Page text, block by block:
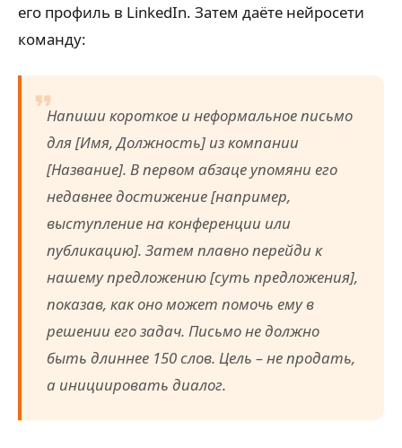
его профиль в LinkedIn. Затем даёте нейросети
команду:
Напиши короткое и неформальное письмо
для [Имя, Должность] из компании
[Название]. В первом абзаце упомяни его
недавнее достижение [например,
выступление на конференции или
публикацию]. Затем плавно перейди к
нашему предложению [суть предложения],
показав, как оно может помочь ему в
решении его задач. Письмо не должно
быть длиннее 150 слов. Цель – не продать,
а инициировать диалог.